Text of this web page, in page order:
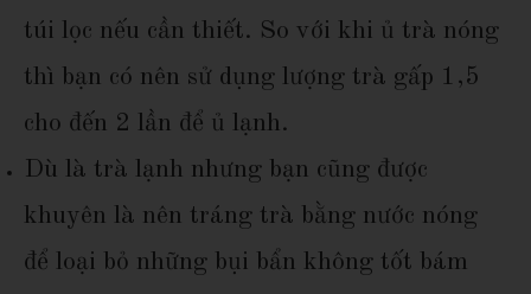
túi lọc nếu cần thiết. So với khi ủ trà nóng
thì bạn có nên sử dụng lượng trà gấp 1,5
cho đến 2 lần để ủ lạnh.
Dù là trà lạnh nhưng bạn cũng được
khuyên là nên tráng trà bằng nước nóng
để loại bỏ những bụi bẩn không tốt bám